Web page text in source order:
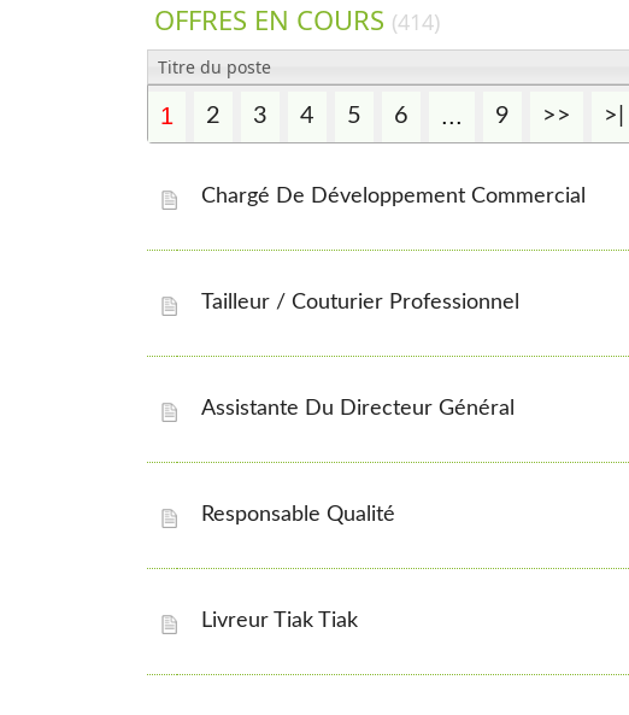
OFFRES EN COURS (414)
Titre du poste
1 2 3 4 5 6 ... 9 >> >|
Chargé De Développement Commercial
Tailleur / Couturier Professionnel
Assistante Du Directeur Général
Responsable Qualité
Livreur Tiak Tiak